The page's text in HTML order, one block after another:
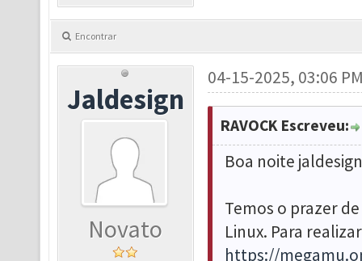
Encontrar
Jaldesign
Novato
04-15-2025, 03:06
RAVOCK Escreveu:
Boa noite
Temos o prazer
Linux. Para
https://